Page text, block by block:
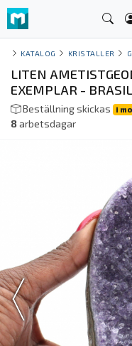
KATALOG KRISTALLER
LITEN
EXEMPLAR - BRASIL
Beställning skickas i
8arbetsdagar